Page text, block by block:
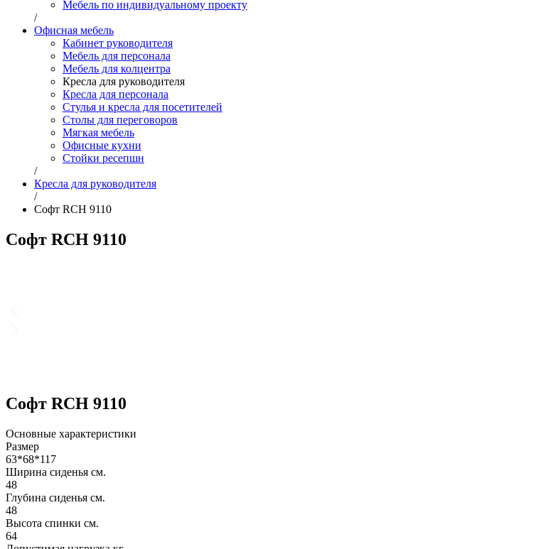
Мебель по индивидуальному проекту
/
Офисная мебель
Кабинет руководителя
Мебель для персонала
Мебель для колцентра
Кресла для руководителя
Кресла для персонала
Стулья и кресла для посетителей
Столы для переговоров
Мягкая мебель
Офисные кухни
Стойки ресепшн
/
Кресла для руководителя
/
Софт RCH 9110
Софт RCH 9110
Софт RCH 9110
Основные характеристики
Размер
63*68*117
Ширина сиденья см.
48
Глубина сиденья см.
48
Высота спинки см.
64